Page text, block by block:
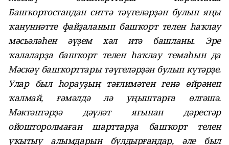
Башҡортостандан ситтә тәүгеләрҙән булып яңы
ҡануниәтте файҙаланып башҡорт телен һаҡлау
мәсьәләһен әүҙем хәл итә башланы. Эре
ҡалаларҙа башҡорт телен һаҡлау темаһын да
Мәскәү башҡорттары тәүгеләрҙән булып күтәрҙе.
Улар был һорауҙың тәғлимәтен генә өйрәнеп
ҡалмай, ғәмәлдә лә уңыштарға өлгәшә.
Мәктәптәрҙә дәүләт яғынан дәрестәр
ойошторолмаған шарттарҙа башҡорт телен
уҡытыу алымдарын булдырғандар, әле был